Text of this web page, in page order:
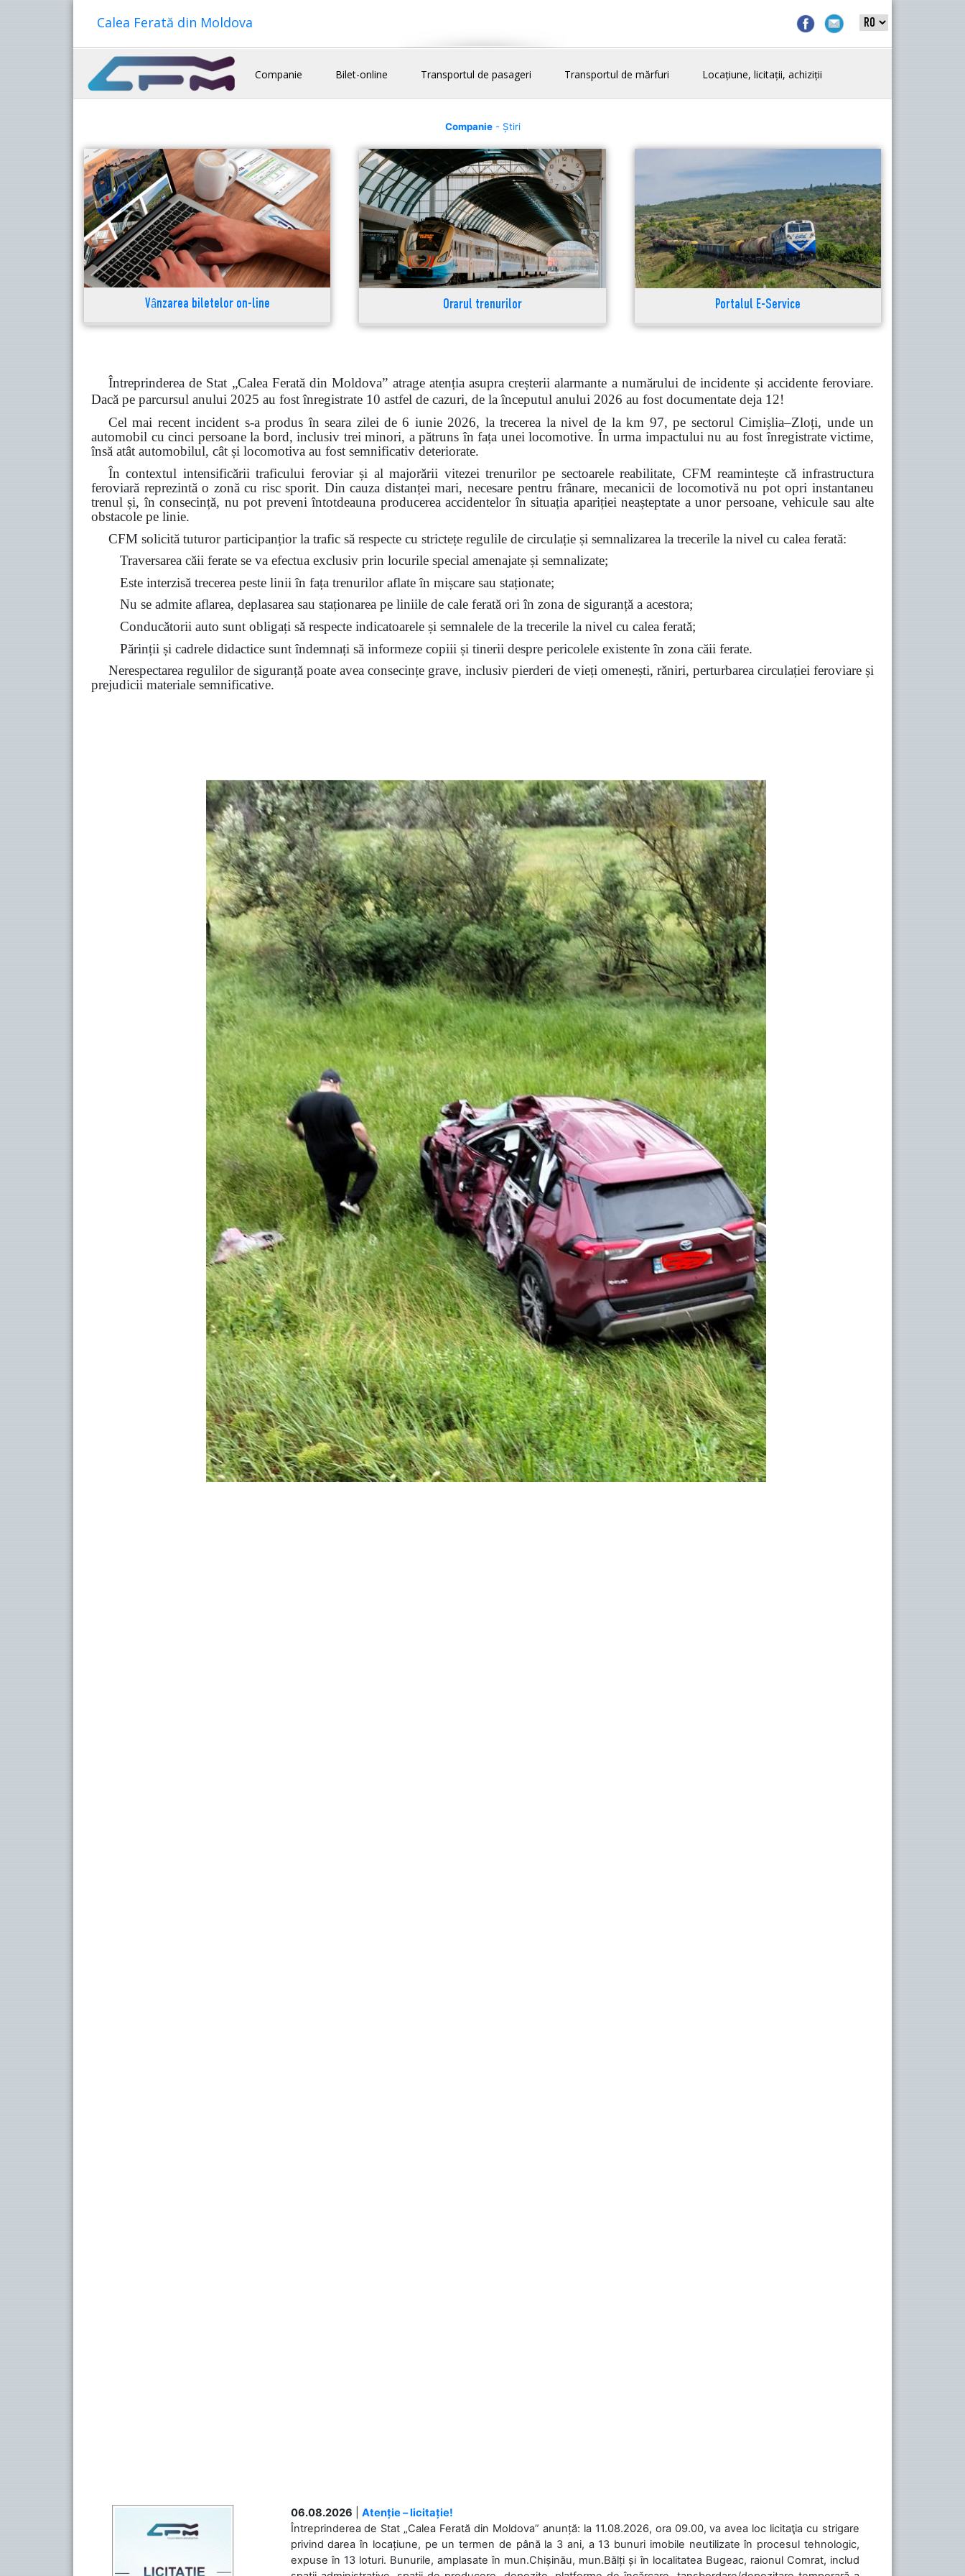
Calea Ferată din Moldova
Companie Bilet-online Transportul de pasageri Transportul de mărfuri Locațiune, licitații, achiziții
Companie- Știri
Vânzarea biletelor on-line Orarul trenurilor Portalul E-Service
Întreprinderea de Stat „Calea Ferată din Moldova” atrage atenția asupra creșterii alarmante a numărului de incidente și accidente feroviare.
Dacă pe parcursul anului 2025 au fost înregistrate 10 astfel de cazuri, de la începutul anului 2026 au fost documentate deja 12!
Cel mai recent incident s-a produs în seara zilei de 6 iunie 2026, la trecerea la nivel de la km 97, pe sectorul Cimișlia–Zloți, unde un
automobil cu cinci persoane la bord, inclusiv trei minori, a pătruns în fața unei locomotive. În urma impactului nu au fost înregistrate victime,
însă atât automobilul, cât și locomotiva au fost semnificativ deteriorate.
În contextul intensificării traficului feroviar și al majorării vitezei trenurilor pe sectoarele reabilitate, CFM reamintește că infrastructura
feroviară reprezintă o zonă cu risc sporit. Din cauza distanței mari, necesare pentru frânare, mecanicii de locomotivă nu pot opri instantaneu
trenul și, în consecință, nu pot preveni întotdeauna producerea accidentelor în situația apariției neașteptate a unor persoane, vehicule sau alte
obstacole pe linie.
CFM solicită tuturor participanțior la trafic să respecte cu strictețe regulile de circulație și semnalizarea la trecerile la nivel cu calea ferată:
Traversarea căii ferate se va efectua exclusiv prin locurile special amenajate și semnalizate;
Este interzisă trecerea peste linii în fața trenurilor aflate în mișcare sau staționate;
Nu se admite aflarea, deplasarea sau staționarea pe liniile de cale ferată ori în zona de siguranță a acestora;
Conducătorii auto sunt obligați să respecte indicatoarele și semnalele de la trecerile la nivel cu calea ferată;
Părinții și cadrele didactice sunt îndemnați să informeze copiii și tinerii despre pericolele existente în zona căii ferate.
Nerespectarea regulilor de siguranță poate avea consecințe grave, inclusiv pierderi de vieți omenești, răniri, perturbarea circulației feroviare și
prejudicii materiale semnificative.
06.08.2026
Atenție – licitație!
Întreprinderea de Stat „Calea Ferată din Moldova” anunță: la 11.08.2026, ora 09.00, va avea loc licitaţia cu strigare
privind darea în locațiune, pe un termen de până la 3 ani, a 13 bunuri imobile neutilizate în procesul tehnologic,
expuse în 13 loturi. Bunurile, amplasate în mun.Chișinău, mun.Bălți și în localitatea Bugeac, raionul Comrat, includ